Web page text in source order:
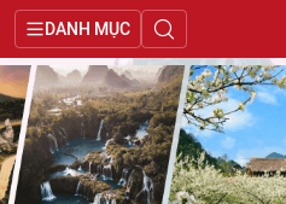
DANH MỤC